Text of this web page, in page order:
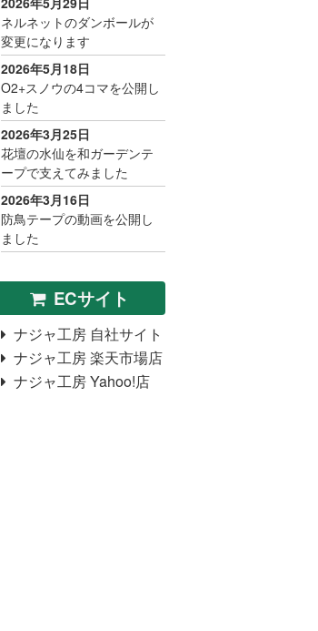
ネルネットのダンボールが
変更になります
2026年5月18日
O2+スノウの4コマを公開し
ました
2026年3月25日
花壇の水仙を和ガーデンテ
ープで支えてみました
2026年3月16日
防鳥テープの動画を公開し
ました
ECサイト
ナジャ工房 自社サイト
ナジャ工房 楽天市場店
ナジャ工房 Yahoo!店